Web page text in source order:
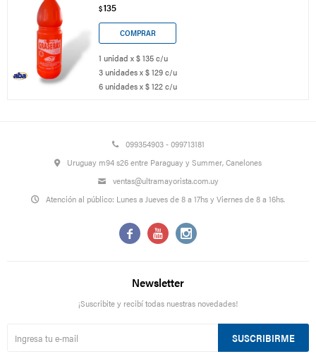
$135
1 unidad x $ 135 c/u
3 unidades x $ 129 c/u
6 unidades x $ 122 c/u
099354903 - 099713181
Uruguay m94 s26 entre Paraguay y Summer, Canelones
ventas@ultramayorista.com.uy
Atención al público: Lunes a Jueves de 8 a 17hs y Viernes de 8 a 16hs.
  
Newsletter
¡Suscribite y recibí todas nuestras novedades!
SUSCRIBIRME